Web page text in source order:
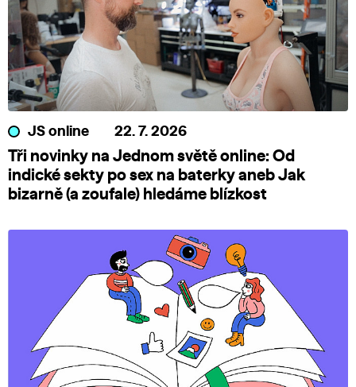
JS online 22. 7. 2026
Tři novinky na Jednom světě online: Od
indické sekty po sex na baterky aneb Jak
bizarně (a zoufale) hledáme blízkost